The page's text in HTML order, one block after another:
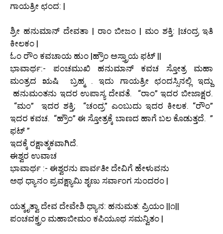
ಗಾಯತ್ರೀ ಛಂದ: |
ಶ್ರೀ ಹನುಮಾನ್ ದೇವತಾ | ರಾಂ ಬೀಜಂ | ಮಂ ಶಕ್ತಿ: |ಚಂದ್ರ ಇತಿ
ಕೀಲಕಂ |
ಓಂ ರೌಂ ಕವಚಾಯ ಹುಂ |ಹ್ರೌಂ ಅಸ್ತ್ರಾಯ ಫಟ್ ||
ಭಾವಾರ್ಥ:- ಪಂಚಮುಖಿ ಹನುಮಾನ್ ಕವಚ ಸ್ತೋತ್ರ ಮಹಾ
ಮಂತ್ರದ ಋಷಿ ಬ್ರಹ್ಮ . ಇದು ಗಾಯತ್ರೀ ಛಂದಸ್ಸಿನಲ್ಲಿ ಇದ್ದು
ಹನುಮಂತನು ಇದರ ಉಪಾಸ್ಯ ದೇವತೆ. “ರಾಂ” ಇದರ ಬೀಜಾಕ್ಷರ.
“ಮಂ” ಇದರ ಶಕ್ತಿ; “ಚಂದ್ರ” ಎಂಬುದು ಇದರ ಕೀಲಕ. “ರೌಂ”
ಇದರ ಕವಚ. “ಹ್ರೌಂ” ಈ ಸ್ತೋತ್ರಕ್ಕೆ ಬಾಣದ ಹಾಗೆ ಬಲ ಕೊಡುತ್ತದೆ. ”
ಫಟ್ ”
ಇದಕ್ಕೆ ರಕ್ಷಾತ್ಮಕವಾಗಿದೆ.
ಈಶ್ವರ ಉವಾಚ
ಭಾವಾರ್ಥ :- ಈಶ್ವರನು ಪಾರ್ವತೀ ದೇವಿಗೆ ಹೇಳುವನು
ಅಥ ಧ್ಯಾನಂ ಪ್ರವಕ್ಷ್ಯಾಮಿ ಶೃಣು ಸರ್ವಾಂಗ ಸುಂದರಂ |
ಯತ್ಕೃತ್ವಾ ದೇವ ದೇವೇಶಿ ಧ್ಯಾನ: ಹನುಮತ: ಪ್ರಿಯಂ ||೧||
ಪಂಚವಕ್ತ್ರಂ ಮಹಾಬೀಮಂ ಕಪಿಯೂಥ ಸಮನ್ವಿತಂ |